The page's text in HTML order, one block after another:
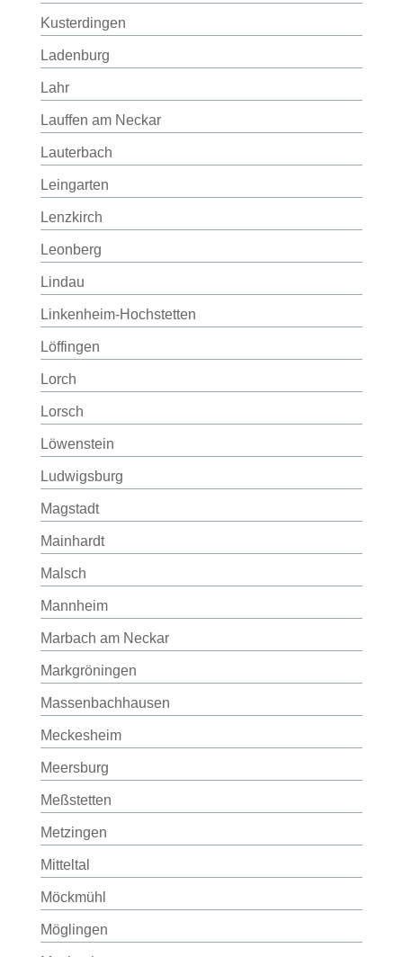
Kusterdingen
Ladenburg
Lahr
Lauffen am Neckar
Lauterbach
Leingarten
Lenzkirch
Leonberg
Lindau
Linkenheim-Hochstetten
Löffingen
Lorch
Lorsch
Löwenstein
Ludwigsburg
Magstadt
Mainhardt
Malsch
Mannheim
Marbach am Neckar
Markgröningen
Massenbachhausen
Meckesheim
Meersburg
Meßstetten
Metzingen
Mitteltal
Möckmühl
Möglingen